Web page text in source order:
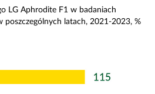
LG Aphrodite F1 w badaniach
poszczególnych latach, 2021-2023, %